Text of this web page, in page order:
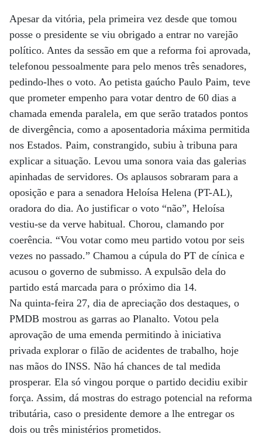
Apesar da vitória, pela primeira vez desde que tomou
posse o presidente se viu obrigado a entrar no varejão
político. Antes da sessão em que a reforma foi aprovada,
telefonou pessoalmente para pelo menos três senadores,
pedindo-lhes o voto. Ao petista gaúcho Paulo Paim, teve
que prometer empenho para votar dentro de 60 dias a
chamada emenda paralela, em que serão tratados pontos
de divergência, como a aposentadoria máxima permitida
nos Estados. Paim, constrangido, subiu à tribuna para
explicar a situação. Levou uma sonora vaia das galerias
apinhadas de servidores. Os aplausos sobraram para a
oposição e para a senadora Heloísa Helena (PT-AL),
oradora do dia. Ao justificar o voto “não”, Heloísa
vestiu-se da verve habitual. Chorou, clamando por
coerência. “Vou votar como meu partido votou por seis
vezes no passado.” Chamou a cúpula do PT de cínica e
acusou o governo de submisso. A expulsão dela do
partido está marcada para o próximo dia 14.
Na quinta-feira 27, dia de apreciação dos destaques, o
PMDB mostrou as garras ao Planalto. Votou pela
aprovação de uma emenda permitindo à iniciativa
privada explorar o filão de acidentes de trabalho, hoje
nas mãos do INSS. Não há chances de tal medida
prosperar. Ela só vingou porque o partido decidiu exibir
força. Assim, dá mostras do estrago potencial na reforma
tributária, caso o presidente demore a lhe entregar os
dois ou três ministérios prometidos.